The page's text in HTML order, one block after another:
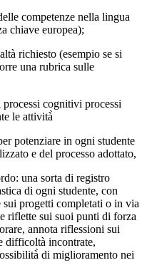
competenze nella lingua
chiave europea);
richiesto (esempio se si
una rubrica sulle
cognitivi processi
le attività̀
potenziare in ogni studente
e del processo adottato,
una sorta di registro
di ogni studente, con
sui progetti completati o in via
riflette sui suoi punti di forza
annota riflessioni sui
difficoltà incontrate,
di miglioramento nei